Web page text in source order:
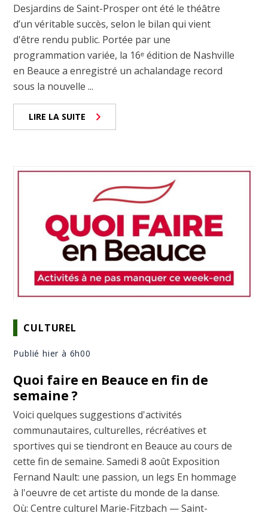
Desjardins de Saint-Prosper ont été le théâtre
d’un véritable succès, selon le bilan qui vient
d'être rendu public. Portée par une
programmation variée, la 16ᵉ édition de Nashville
en Beauce a enregistré un achalandage record
sous la nouvelle ...
LIRE LA SUITE
CULTUREL
Publié hier à 6h00
Quoi faire en Beauce en fin de
semaine ?
Voici quelques suggestions d'activités
communautaires, culturelles, récréatives et
sportives qui se tiendront en Beauce au cours de
cette fin de semaine. Samedi 8 août Exposition
Fernand Nault: une passion, un legs En hommage
à l'oeuvre de cet artiste du monde de la danse.
Où: Centre culturel Marie-Fitzbach — Saint-